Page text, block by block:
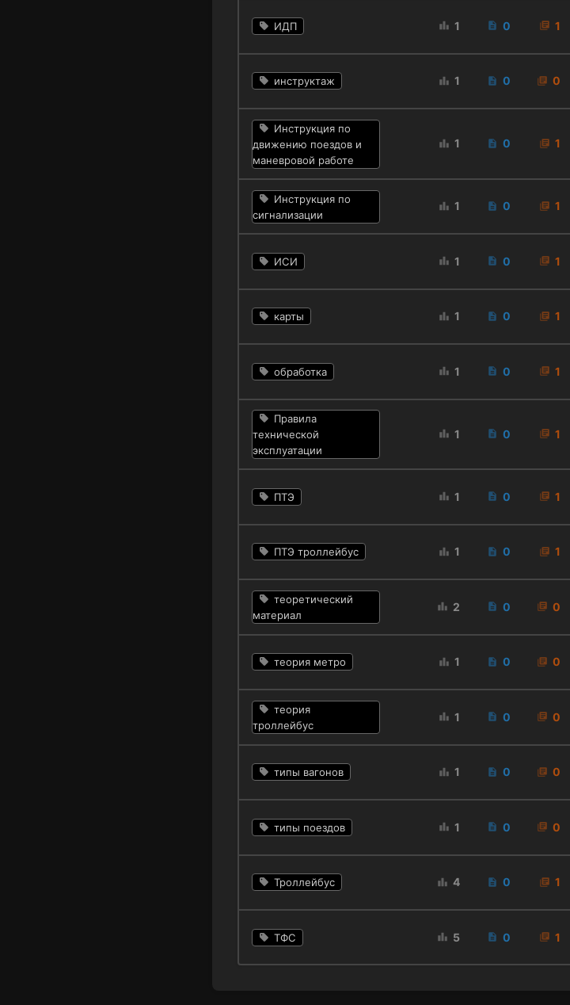
ИДП 1 0 1
инструктаж 1 0 0
Инструкция по
движению поездов и
маневровой работе
1 0 1
Инструкция по
сигнализации
1 0 1
ИСИ 1 0 1
карты 1 0 1
обработка 1 0 1
Правила
технической
эксплуатации
1 0 1
ПТЭ 1 0 1
ПТЭ троллейбус 1 0 1
теоретический
материал
2 0 0
теория метро 1 0 0
теория
троллейбус
1 0 0
типы вагонов 1 0 0
типы поездов 1 0 0
Троллейбус 4 0 1
ТФС 5 0 1